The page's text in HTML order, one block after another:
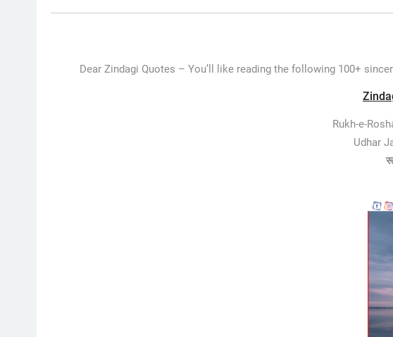
Dear Zindagi Quotes – You’ll like reading the following 100+
Rukh-e-
Udhar